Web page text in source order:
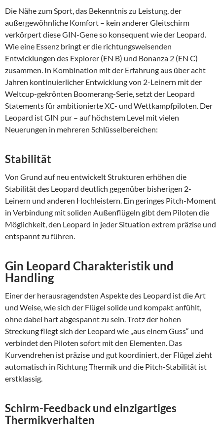
Die Nähe zum Sport, das Bekenntnis zu Leistung, der
außergewöhnliche Komfort – kein anderer Gleitschirm
verkörpert diese GIN-Gene so konsequent wie der Leopard.
Wie eine Essenz bringt er die richtungsweisenden
Entwicklungen des Explorer (EN B) und Bonanza 2 (EN C)
zusammen. In Kombination mit der Erfahrung aus über acht
Jahren kontinuierlicher Entwicklung von 2-Leinern mit der
Weltcup-gekrönten Boomerang-Serie, setzt der Leopard
Statements für ambitionierte XC- und Wettkampfpiloten. Der
Leopard ist GIN pur – auf höchstem Level mit vielen
Neuerungen in mehreren Schlüsselbereichen:
Stabilität
Von Grund auf neu entwickelt Strukturen erhöhen die
Stabilität des Leopard deutlich gegenüber bisherigen 2-
Leinern und anderen Hochleistern. Ein geringes Pitch-Moment
in Verbindung mit soliden Außenflügeln gibt dem Piloten die
Möglichkeit, den Leopard in jeder Situation extrem präzise und
entspannt zu führen.
Gin Leopard Charakteristik und
Handling
Einer der herausragendsten Aspekte des Leopard ist die Art
und Weise, wie sich der Flügel solide und kompakt anfühlt,
ohne dabei hart abgespannt zu sein. Trotz der hohen
Streckung fliegt sich der Leopard wie „aus einem Guss“ und
verbindet den Piloten sofort mit den Elementen. Das
Kurvendrehen ist präzise und gut koordiniert, der Flügel zieht
automatisch in Richtung Thermik und die Pitch-Stabilität ist
erstklassig.
Schirm-Feedback und einzigartiges
Thermikverhalten